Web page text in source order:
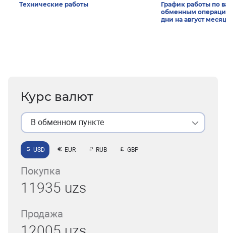
Технические работы
График работы по
обменным
дни на август месяц
Курс валют
В обменном пункте
USD EUR RUB GBP
Покупка
11935 uzs
Продажа